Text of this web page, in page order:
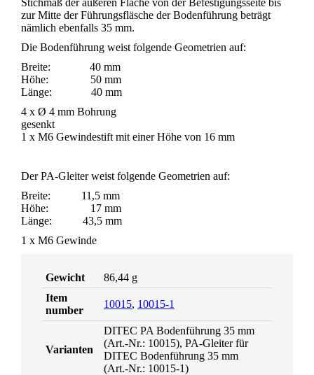
Stichmaß der äußeren Fläche von der Befestigungsseite bis
zur Mitte der Führungsfläsche der Bodenführung beträgt
nämlich ebenfalls 35 mm.
Die Bodenführung weist folgende Geometrien auf:
Breite: 40 mm
Höhe: 50 mm
Länge: 40 mm
4 x Ø 4 mm Bohrung
gesenkt
1 x M6 Gewindestift mit einer Höhe von 16 mm
Der PA-Gleiter weist folgende Geometrien auf:
Breite: 11,5 mm
Höhe: 17 mm
Länge: 43,5 mm
1 x M6 Gewinde
Gewicht
86,44 g
Item
number
10015, 10015-1
Varianten
DITEC PA Bodenführung 35 mm
(Art.-Nr.: 10015), PA-Gleiter für
DITEC Bodenführung 35 mm
(Art.-Nr.: 10015-1)